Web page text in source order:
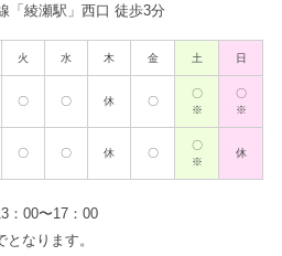
「綾瀬駅」西口 徒歩3分
火 水 木 金 土 日
〇 〇 休 〇
〇
※
〇
※
〇 〇 休 〇
〇
※
休
：00〜17：00
なります。